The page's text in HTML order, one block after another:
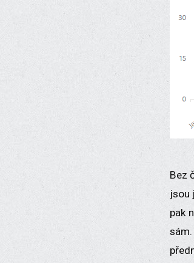
Bez
jsou
pak